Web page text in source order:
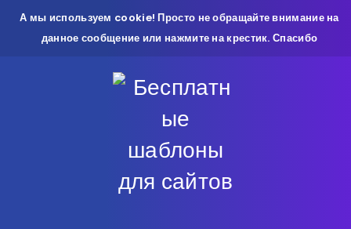
А мы используем cookie! Просто не обращайте внимание на
данное сообщение или нажмите на крестик. Спасибо